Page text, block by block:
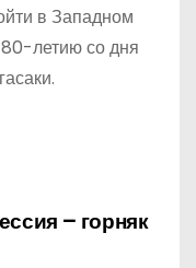
в Западном
летию со дня
– горняк